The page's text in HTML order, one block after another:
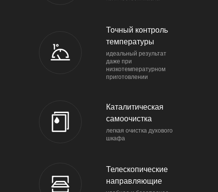
Точный контроль
температуры
идеальный результат
даже при
низкотемпературном
приготовлении
Каталитическая
самоочистка
легкая очистка духового
шкафа
Телескопические
направляющие